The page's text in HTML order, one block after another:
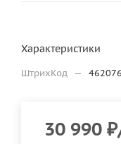
Характеристики
ШтрихКод —
30 990 ₽